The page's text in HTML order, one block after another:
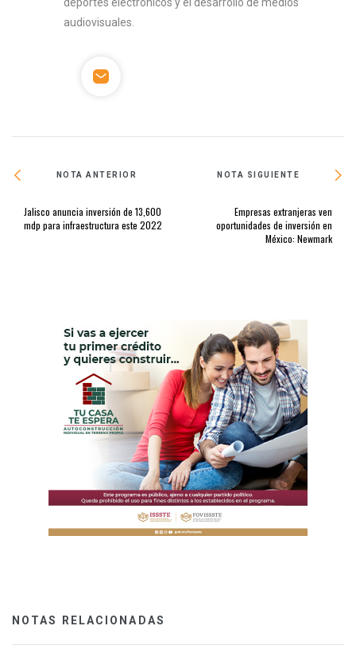
audiovisuales.
NOTA ANTERIOR
Jalisco anuncia inversión de 13,600
mdp para infraestructura este 2022
NOTA SIGUIENTE
Empresas extranjeras ven
oportunidades de inversión en
México: Newmark
NOTAS RELACIONADAS